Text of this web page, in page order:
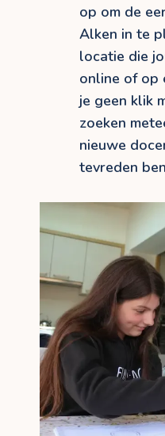
op om de
Alken in te
locatie die
online of op
je geen klik
zoeken
nieuwe
tevreden